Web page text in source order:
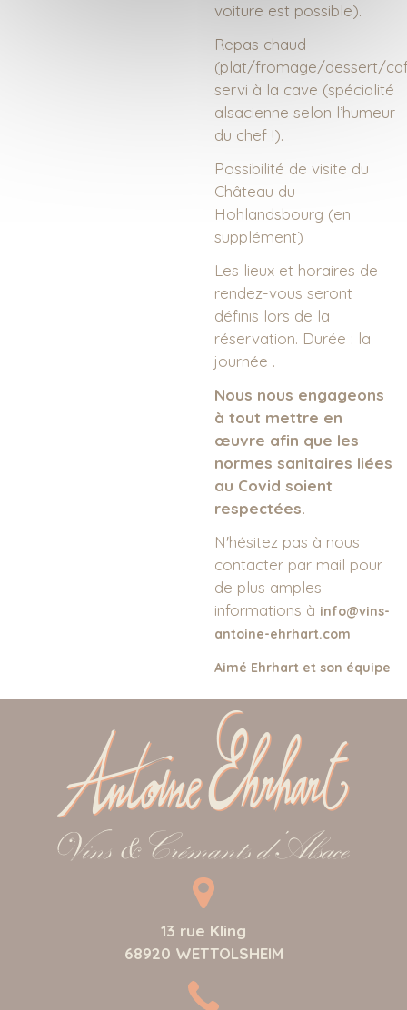
voiture est possible).
Repas chaud
(plat/fromage/dessert/
servi à la cave (spécialité
alsacienne selon l’humeur
du chef !).
Possibilité de visite du
Château du
Hohlandsbourg (en
supplément)
Les lieux et horaires de
rendez-vous seront
définis lors de la
réservation. Durée : la
journée .
Nous nous engageons
à tout mettre en
œuvre afin que les
normes sanitaires liées
au Covid soient
respectées.
N'hésitez pas à nous
contacter par mail pour
de plus amples
informations à info@vins-
antoine-ehrhart.com
Aimé Ehrhart et son équipe
13 rue Kling
68920 WETTOLSHEIM